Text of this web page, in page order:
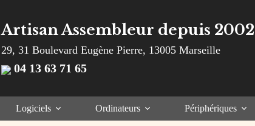
Artisan Assembleur depuis 2002
29, 31 Boulevard Eugène Pierre, 13005 Marseille
04 13 63 71 65
Logiciels Ordinateurs Périphériques